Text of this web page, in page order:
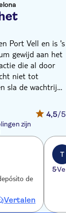
Port Vell en is 's
gewijd aan het
die al door
niet tot
sla de wachtrij
de zeebodem en
de 35
bieden aan
Het meest
enige in Europa
36 meter.
door het
murenen,
4,5/5
zijn
de
Vertalen
T
5